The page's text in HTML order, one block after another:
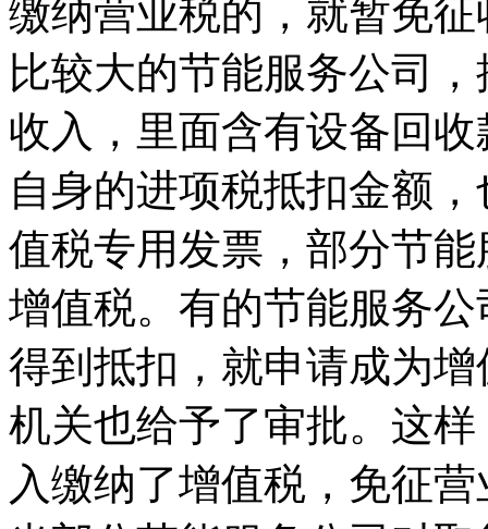
缴纳营业税的，就暂免
比较大的节能服务公司
收入，里面含有设备回
自身的进项税抵扣金额
值税专用发票，部分节
增值税。有的节能服务
得到抵扣，就申请成为
机关也给予了审批。这
入缴纳了增值税，免征